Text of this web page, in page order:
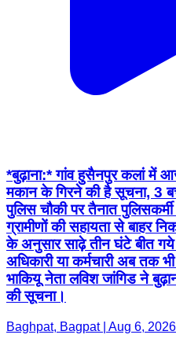
*बुढ़ाना:* गांव हुसैनपुर कलां
मकान के गिरने की है सूचना, 3
पुलिस चौकी पर तैनात
ग्रामीणों की सहायता से बाहर
के अनुसार साढ़े तीन घंटे बीत गये
अधिकारी या कर्मचारी अब तक
भाकियू नेता लविश जांगिड ने
की सूचना।
Baghpat, Bagpat | Aug 6, 2026